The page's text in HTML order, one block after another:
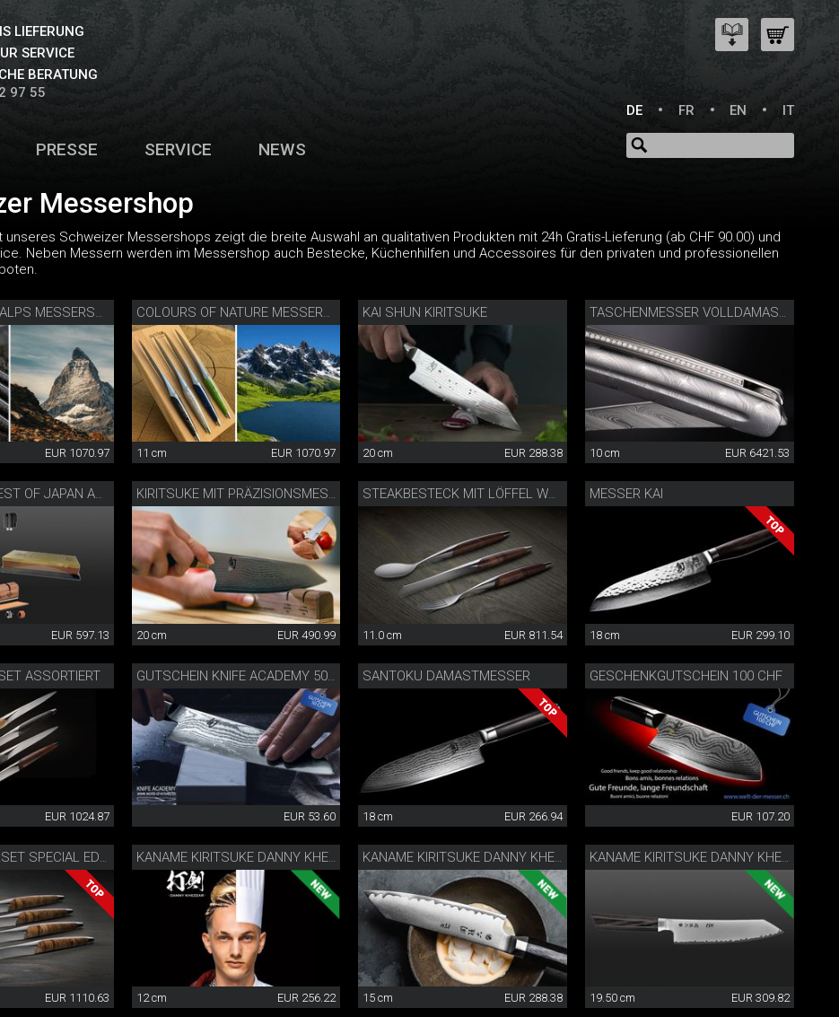
LIEFERUNG
SERVICE
BERATUNG
97 55
DE
FR EN IT
PRESSE SERVICE NEWS
Messershop
unseres Schweizer Messershops zeigt die breite Auswahl an qualitativen Produkten mit 24h Gratis-Lieferung (ab CHF 90.00) und
Neben Messern werden im Messershop auch Bestecke, Küchenhilfen und Accessoires für den privaten und professionellen
SPIRIT OF THE ALPS MESSERSET
EUR 1070.97
COLOURS OF NATURE MESSERSET
11 cm EUR 1070.97
KAI SHUN KIRITSUKE
20 cm EUR 288.38
TASCHENMESSER VOLLDAMAST DIAMANT
10 cm EUR 6421.53
SCHLEIFSET BEST OF JAPAN AND SWITZERLAND
EUR 597.13
KIRITSUKE MIT PRÄZISIONSMESSERSCHÄRFER
20 cm EUR 490.99
STEAKBESTECK MIT LÖFFEL WALNUSS
11.0 cm EUR 811.54
MESSER KAI
18 cm EUR 299.10
ASSORTIERT
EUR 1024.87
GUTSCHEIN KNIFE ACADEMY 50 CHF
EUR 53.60
SANTOKU DAMASTMESSER
18 cm EUR 266.94
GESCHENKGUTSCHEIN 100 CHF
EUR 107.20
STEAKMESSERSET SPECIAL EDITION
EUR 1110.63
KANAME KIRITSUKE DANNY KHEZZAR 12 CM
12 cm EUR 256.22
KANAME KIRITSUKE DANNY KHEZZAR 15 CM
15 cm EUR 288.38
KANAME KIRITSUKE DANNY KHEZZAR 19.5 CM
19.50 cm EUR 309.82